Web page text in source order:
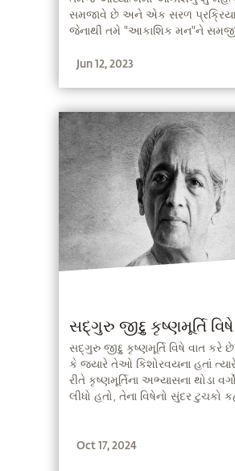
સમજાવે છે અને એક સરળ
જેનાથી તમે "આકાશિક મન"ને
Jun 12, 2023
સદ્‍ગુરુ જીદ્દુ કૃષ્ણમૂર્તિ વિષે
સદ્‍ગુરુ જીદ્દુ કૃષ્ણમૂર્તિ વિષે વાત
કે જ્યારે તેઓ કિશોરવયના હતાં ત્યારે તેમણે કેવી
રીતે કૃષ્ણમૂર્તિના અભ્યાસના થોડા
લીધો હતો, તેના વિષેનો સુંદર ટુચકો
Oct 17, 2024